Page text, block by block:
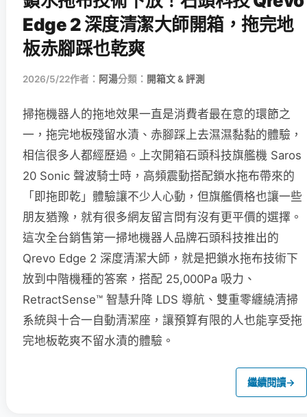
Edge 2 深度清潔大師開箱，拖完地
板赤腳踩也乾爽
2026/5/22作者： 阿湯分類： 開箱文 & 評測
掃拖機器人的拖地效果一直是消費者最在意的環節之
一，拖完地板殘留水漬、赤腳踩上去濕濕黏黏的體驗，
相信很多人都經歷過。上次開箱石頭科技旗艦機 Saros
20 Sonic 聲波騎士時，高頻震動搭配鎖水拖布帶來的
「即拖即乾」體驗讓不少人心動，但旗艦價格也讓一些
朋友猶豫，就有很多網友留言問有沒有更平價的選擇。
這次全台銷售第一掃地機器人品牌石頭科技推出的
Qrevo Edge 2 深度清潔大師，就是把鎖水拖布技術下
放到中階機種的答案，搭配 25,000Pa 吸力、
RetractSense™ 智慧升降 LDS 導航、雙重零纏繞清掃
系統與十合一自動清潔座，讓預算有限的人也能享受拖
完地板乾爽不留水漬的體驗。
繼續閱讀→